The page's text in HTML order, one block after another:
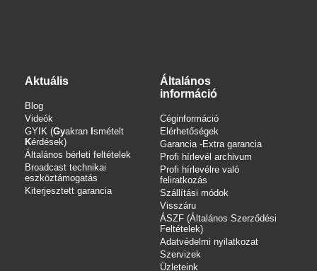
Aktuális
Blog
Videók
GYIK (Gyakran smételt
Kérdések)
Általános bérleti feltételek
Broadcast technikai
eszköztámogatás
Kiterjesztett garancia
Általános
információ
Céginformáció
Elérhetőségek
Garancia -Extra garancia
Profi hírlevél archivum
Profi hírlevélre való
feliratkozás
Szállítási módok
Visszáru
ÁSZF (Általános Szerződési
Feltételek)
Adatvédelmi nyilatkozat
Szervizek
Üzleteink